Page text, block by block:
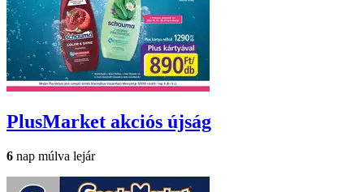
PlusMarket akciós újság
6 nap múlva lejár